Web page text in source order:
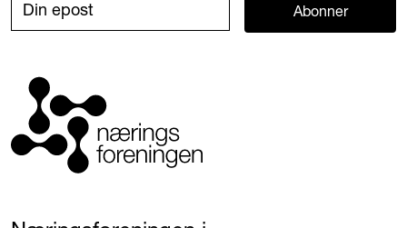
Abonner